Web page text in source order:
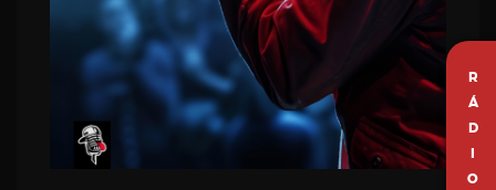
R
Á
D
I
O